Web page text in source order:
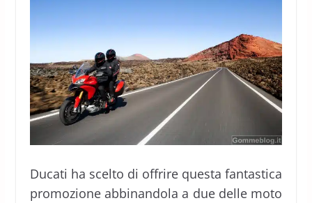
Ducati ha scelto di offrire questa fantastica
promozione abbinandola a due delle moto